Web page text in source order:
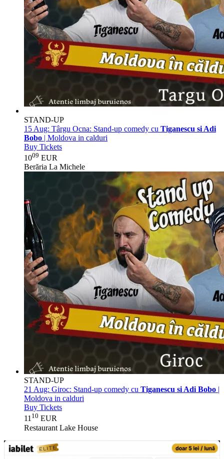
STAND-UP
15 Aug: Târgu Ocna: Stand-up comedy cu Tiganescu si Adi
Bobo | Moldova in calduri
Buy Tickets
1009 EUR
Berăria La Michele
STAND-UP
21 Aug: Giroc: Stand-up comedy cu Tiganescu si Adi Bobo |
Moldova in calduri
Buy Tickets
1110 EUR
Restaurant Lake House